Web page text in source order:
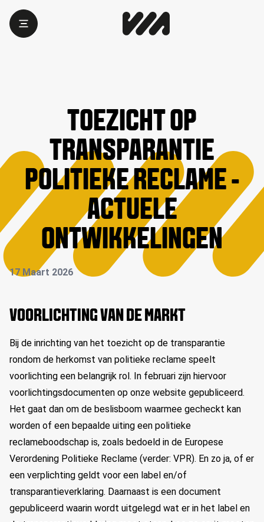
TOEZICHT OP
TRANSPARANTIE
POLITIEKE RECLAME -
ACTUELE
ONTWIKKELINGEN
17 Maart 2026
VOORLICHTING VAN DE MARKT
Bij de inrichting van het toezicht op de transparantie
rondom de herkomst van politieke reclame speelt
voorlichting een belangrijk rol. In februari zijn hiervoor
voorlichtingsdocumenten op onze website gepubliceerd.
Het gaat dan om de beslisboom waarmee gecheckt kan
worden of een bepaalde uiting een politieke
reclameboodschap is, zoals bedoeld in de Europese
Verordening Politieke Reclame (verder: VPR). En zo ja, of er
een verplichting geldt voor een label en/of
transparantieverklaring. Daarnaast is een document
gepubliceerd waarin wordt uitgelegd wat er in het label en